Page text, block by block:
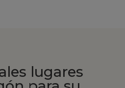
lugares